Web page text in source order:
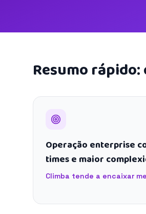
Resumo
Operação enterprise
times e maior
Climba tende a encaixar